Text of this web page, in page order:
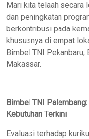
Mari kita telaah secara
dan peningkatan
berkontribusi pada
khususnya di empat
Bimbel TNI Pekanbaru,
Makassar.
Bimbel TNI
Kebutuhan Terkini
Evaluasi terhadap